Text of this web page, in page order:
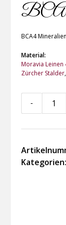
BCA4
BCA4
Material:
Moravia Leinen
Zürcher Stalder,
-
Edelsteine
Menge
-
Kategorien: